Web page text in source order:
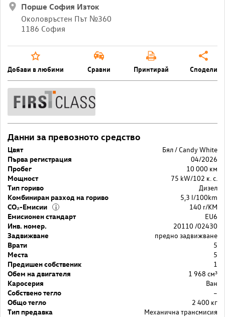
Порше София Изток
Околовръстен Път №360
1186 София
Добави в любими Сравни Принтирай Сподели
Данни за превозното средство
Цвят
Бял / Candy White
Първа регистрация
04/2026
Пробег
10 000 км
Мощност
75 kW/102 к. с.
Тип гориво
Дизел
Комбиниран разход на гориво
5,3 l/100km
CO₂-Емисии
i
140 r/KM
Емисионен стандарт
EU6
Инв. номер.
20110 /02430
Задвижване
предно задвижване
Врати
5
Места
5
Предишен собственик
1
Обем на двигателя
1 968 cм³
Каросерия
Ван
Собствено тегло
–
Общо тегло
2 400 кг
Тип предавка
Механична трансмисия